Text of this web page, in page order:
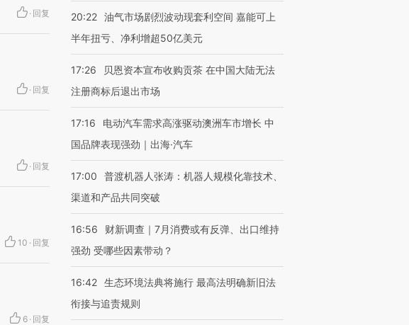
· 回复
· 回复
· 回复
10 · 回复
6 · 回复
20:22 油气市场剧烈波动现套利空间 嘉能可上
半年扭亏、净利增超50亿美元
17:26
贝恩资本宣布收购贡茶 在中国大陆无法
注册商标后退出市场
17:16
电动汽车需求高涨驱动澳洲车市增长 中
国品牌表现强劲｜出海·汽车
17:00
普渡机器人张涛：机器人规模化靠技术、
渠道和产品共同突破
16:56
财新调查｜7月消费或有反弹、出口维持
强劲 受哪些因素带动？
16:42 生态环境法典将施行 最高法明确新旧法
衔接与追责规则